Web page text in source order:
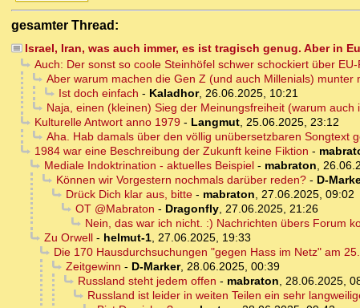
gesamter Thread:
Israel, Iran, was auch immer, es ist tragisch genug. Aber in
Auch: Der sonst so coole Steinhöfel schwer schockiert über
Aber warum machen die Gen Z (und auch Millenials) munter
Ist doch einfach - Kaladhor, 26.06.2025, 10:21
Naja, einen (kleinen) Sieg der Meinungsfreiheit (warum
Kulturelle Antwort anno 1979- Langmut, 25.06.2025, 23:12
Aha. Hab damals über den völlig unübersetzbaren Songtext
1984 war eine Beschreibung der Zukunft keine Fiktion -
Mediale Indoktrination - aktuelles Beispiel- mabraton,
Können wir Vorgestern nochmals darüber reden?- D-
Drück Dich klar aus, bitte- mabraton, 27.06.2025, 09:02
OT @Mabraton - Dragonfly, 27.06.2025, 21:26
Nein, das war ich nicht. :) Nachrichten übers Forum
Zu Orwell- helmut-1, 27.06.2025, 19:33
Die 170 Hausdurchsuchungen "gegen Hass im Netz" am
Zeitgewinn - D-Marker, 28.06.2025, 00:39
Russland steht jedem offen - mabraton, 28.06.2025,
Russland ist leider in weiten Teilen ein sehr